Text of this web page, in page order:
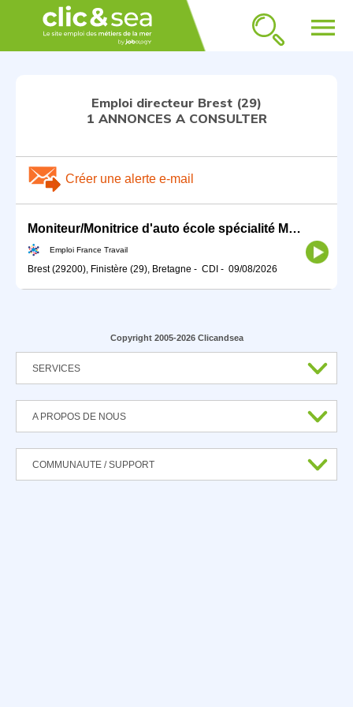
menu
Emploi directeur Brest (29)
1 ANNONCES A CONSULTER
Créer une alerte e-mail
Moniteur/Monitrice d'auto école spécialité Moto (H/F)
Emploi France Travail
Brest (29200), Finistère (29), Bretagne - CDI - 09/08/2026
Copyright 2005-2026 Clicandsea
SERVICES
A PROPOS DE NOUS
COMMUNAUTE / SUPPORT